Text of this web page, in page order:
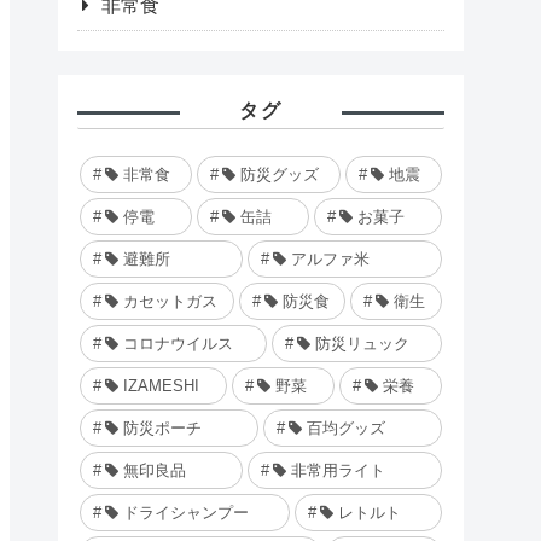
非常食
タグ
非常食 防災グッズ 地震
停電 缶詰 お菓子
避難所 アルファ米
カセットガス 防災食 衛生
コロナウイルス 防災リュック
IZAMESHI 野菜 栄養
防災ポーチ 百均グッズ
無印良品 非常用ライト
ドライシャンプー レトルト